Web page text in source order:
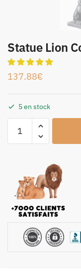
Statue Lion
137.88€
5 en stock